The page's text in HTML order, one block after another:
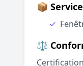
📦
✓
⚖️